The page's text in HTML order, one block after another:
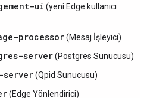
ui (yeni Edge kullanıcı
processor(Mesaj İşleyici)
server(Postgres Sunucusu)
server(Qpid Sunucusu)
(Edge Yönlendirici)